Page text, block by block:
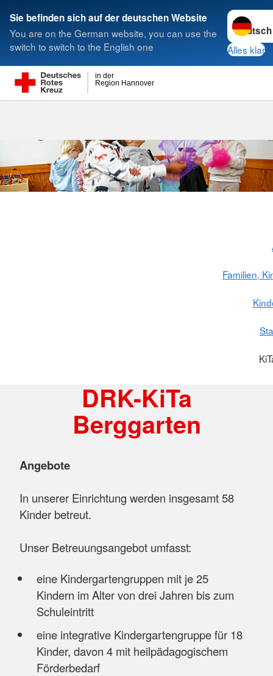
Sie befinden sich auf der deutschen Website
You are on the German website, you can use the
switch to switch to the English one
Sprache
Alles klar
Region Hannover
in der
Suche
Familien,
DRK-KiTa
Berggarten
Angebote
In unserer Einrichtung werden insgesamt 58
Kinder betreut.
Unser Betreuungsangebot umfasst:
eine Kindergartengruppen mit je 25
Kindern im Alter von drei Jahren bis zum
Schuleintritt
eine integrative Kindergartengruppe für 18
Kinder, davon 4 mit heilpädagogischem
Förderbedarf